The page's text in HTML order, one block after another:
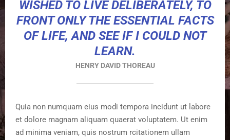
WISHED TO LIVE DELIBERATELY, TO
FRONT ONLY THE ESSENTIAL FACTS
OF LIFE, AND SEE IF I COULD NOT
LEARN.
HENRY DAVID THOREAU
Quia non numquam eius modi tempora incidunt ut labore
et dolore magnam aliquam quaerat voluptatem. Ut enim
ad minima veniam, quis nostrum rcitationem ullam